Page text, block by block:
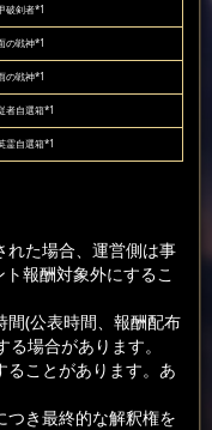
破剣者*1
の戦神*1
の戦神*1
者自選箱*1
霊自選箱*1
た場合、運営側は事
報酬対象外にするこ
(公表時間、報酬配布
場合があります。
ことがあります。あ
き最終的な解釈権を